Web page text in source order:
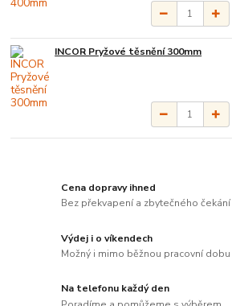
INCOR Pryžové těsnění 300mm
Cena dopravy ihned
Bez překvapení a zbytečného čekání
Výdej i o víkendech
Možný i mimo běžnou pracovní dobu
Na telefonu každý den